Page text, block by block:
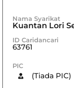
Nama Syarikat
Kuantan Lori
ID Caridancari
63761
PIC
(Tiada PIC)